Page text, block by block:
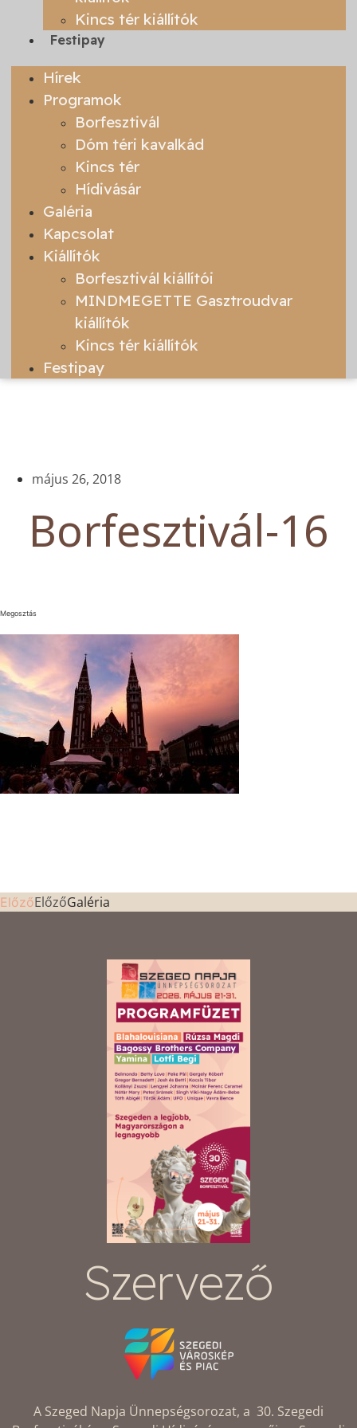
Kincs tér kiállítók
Festipay
Hírek
Programok
Borfesztivál
Dóm téri kavalkád
Kincs tér
Hídivásár
Galéria
Kapcsolat
Kiállítók
Borfesztivál kiállítói
MINDMEGETTE Gasztroudvar
kiállítók
Kincs tér kiállítók
Festipay
május 26, 2018
Borfesztivál-16
Megosztás
ElőzőElőzőGaléria
Szervező
A Szeged Napja Ünnepségsorozat, a 30. Szegedi